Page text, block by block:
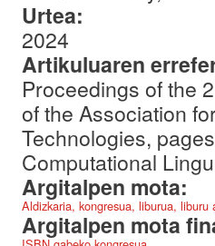
Urtea:
2024
Artikuluaren
Proceedings of the
of the Association
Technologies,
Computational
Argitalpen mota:
Aldizkaria, kongresua, liburua,
Argitalpen mota